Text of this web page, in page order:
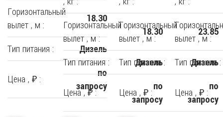
Горизонтальный
вылет , м :
18.30
Тип питания : Дизель
Цена , ₽ :
по
запросу
Горизонтальный
вылет , м :
18.30
Тип питания : Дизель
Цена , ₽ :
по
запросу
Горизонтальный
вылет , м :
23.85
Тип питания : Дизель
Цена , ₽ :
по
запросу
вылет , м :
Тип питания :
Цена , ₽ :